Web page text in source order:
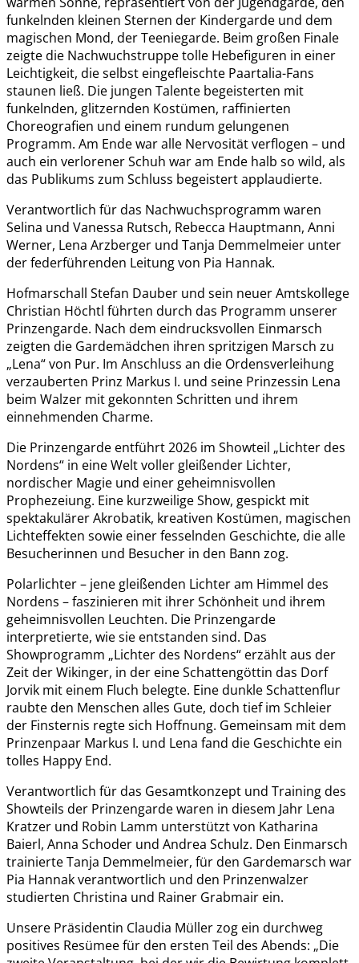
funkelnden kleinen Sternen der Kindergarde und dem
magischen Mond, der Teeniegarde. Beim großen Finale
zeigte die Nachwuchstruppe tolle Hebefiguren in einer
Leichtigkeit, die selbst eingefleischte Paartalia-Fans
staunen ließ. Die jungen Talente begeisterten mit
funkelnden, glitzernden Kostümen, raffinierten
Choreografien und einem rundum gelungenen
Programm. Am Ende war alle Nervosität verflogen – und
auch ein verlorener Schuh war am Ende halb so wild, als
das Publikums zum Schluss begeistert applaudierte.
Verantwortlich für das Nachwuchsprogramm waren
Selina und Vanessa Rutsch, Rebecca Hauptmann, Anni
Werner, Lena Arzberger und Tanja Demmelmeier unter
der federführenden Leitung von Pia Hannak.
Hofmarschall Stefan Dauber und sein neuer Amtskollege
Christian Höchtl führten durch das Programm unserer
Prinzengarde. Nach dem eindrucksvollen Einmarsch
zeigten die Gardemädchen ihren spritzigen Marsch zu
„Lena“ von Pur. Im Anschluss an die Ordensverleihung
verzauberten Prinz Markus I. und seine Prinzessin Lena
beim Walzer mit gekonnten Schritten und ihrem
einnehmenden Charme.
Die Prinzengarde entführt 2026 im Showteil „Lichter des
Nordens“ in eine Welt voller gleißender Lichter,
nordischer Magie und einer geheimnisvollen
Prophezeiung. Eine kurzweilige Show, gespickt mit
spektakulärer Akrobatik, kreativen Kostümen, magischen
Lichteffekten sowie einer fesselnden Geschichte, die alle
Besucherinnen und Besucher in den Bann zog.
Polarlichter – jene gleißenden Lichter am Himmel des
Nordens – faszinieren mit ihrer Schönheit und ihrem
geheimnisvollen Leuchten. Die Prinzengarde
interpretierte, wie sie entstanden sind. Das
Showprogramm „Lichter des Nordens“ erzählt aus der
Zeit der Wikinger, in der eine Schattengöttin das Dorf
Jorvik mit einem Fluch belegte. Eine dunkle Schattenflur
raubte den Menschen alles Gute, doch tief im Schleier
der Finsternis regte sich Hoffnung. Gemeinsam mit dem
Prinzenpaar Markus I. und Lena fand die Geschichte ein
tolles Happy End.
Verantwortlich für das Gesamtkonzept und Training des
Showteils der Prinzengarde waren in diesem Jahr Lena
Kratzer und Robin Lamm unterstützt von Katharina
Baierl, Anna Schoder und Andrea Schulz. Den Einmarsch
trainierte Tanja Demmelmeier, für den Gardemarsch war
Pia Hannak verantwortlich und den Prinzenwalzer
studierten Christina und Rainer Grabmair ein.
Unsere Präsidentin Claudia Müller zog ein durchweg
positives Resümee für den ersten Teil des Abends: „Die